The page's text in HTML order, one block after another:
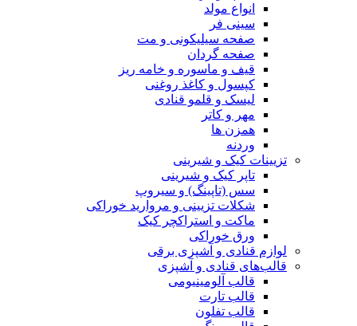
انواع مولد
سینی فر
صفحه سیلیکونی و مت
صفحه گردان
قیف و ماسوره و خامه ریز
کپسول و کاغذ روغنی
لیسک و قلمو قنادی
مهر و کاتر
همزن ها
وردنه
تزیینات کیک و شیرینی
تاپر کیک و شیرینی
سس (تاپینگ) و سیروپ
شکلات تزیینی و مروارید خوراکی
ماکت و استراکچر کیک
ورق خوراکی
لوازم قنادی و آشپزی برقی
قالب‌های قنادی و آشپزی
قالب آلومینیومی
قالب تارت
قالب تفلون